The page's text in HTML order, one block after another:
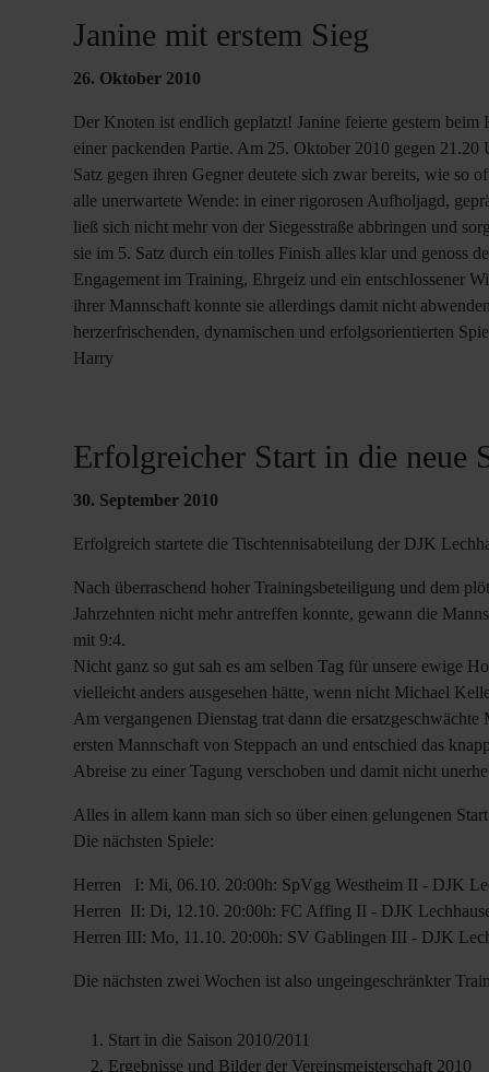
Janine mit erstem Sieg
26. Oktober 2010
Der Knoten ist endlich geplatzt! Janine feierte gestern
einer packenden Partie. Am 25. Oktober 2010 gegen
Satz gegen ihren Gegner deutete sich zwar bereits, wie so
alle unerwartete Wende: in einer rigorosen Aufholjagd,
ließ sich nicht mehr von der Siegesstraße abbringen und
sie im 5. Satz durch ein tolles Finish alles klar und genoss
Engagement im Training, Ehrgeiz und ein entschlossener
ihrer Mannschaft konnte sie allerdings damit nicht
herzerfrischenden, dynamischen und erfolgsorientierten
Harry
Erfolgreicher Start in die neue
30. September 2010
Erfolgreich startete die Tischtennisabteilung der DJK
Nach überraschend hoher Trainingsbeteiligung und dem
Jahrzehnten nicht mehr antreffen konnte, gewann die
mit 9:4.
Nicht ganz so gut sah es am selben Tag für unsere ewige
vielleicht anders ausgesehen hätte, wenn nicht Michael
Am vergangenen Dienstag trat dann die
ersten Mannschaft von Steppach an und entschied das
Abreise zu einer Tagung verschoben und damit nicht
Alles in allem kann man sich so über einen gelungenen
Die nächsten Spiele:
Herren I: Mi, 06.10. 20:00h: SpVgg Westheim II - DJK
Herren II: Di, 12.10. 20:00h: FC Affing II - DJK
Herren III: Mo, 11.10. 20:00h: SV Gablingen III - DJK
Die nächsten zwei Wochen ist also ungeingeschränkter
Start in die Saison 2010/2011
Ergebnisse und Bilder der Vereinsmeisterschaft 2010